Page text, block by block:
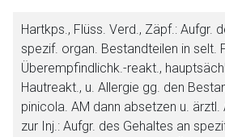
Hartkps., Flüss. Verd., Zäpf.: Aufgr.
spezif. organ. Bestandteilen in selt.
Überempfindlichk.-reakt.,
Hautreakt., u. Allergie gg. den
pinicola. AM dann absetzen u. ärztl.
zur Inj.: Aufgr. des Gehaltes an